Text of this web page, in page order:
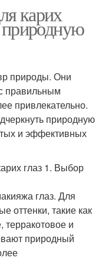
карих
природную
природы. Они
правильным
привлекательно.
природную
и эффективных
глаз 1. Выбор
глаз. Для
оттенки, такие как
терракотовое и
природный